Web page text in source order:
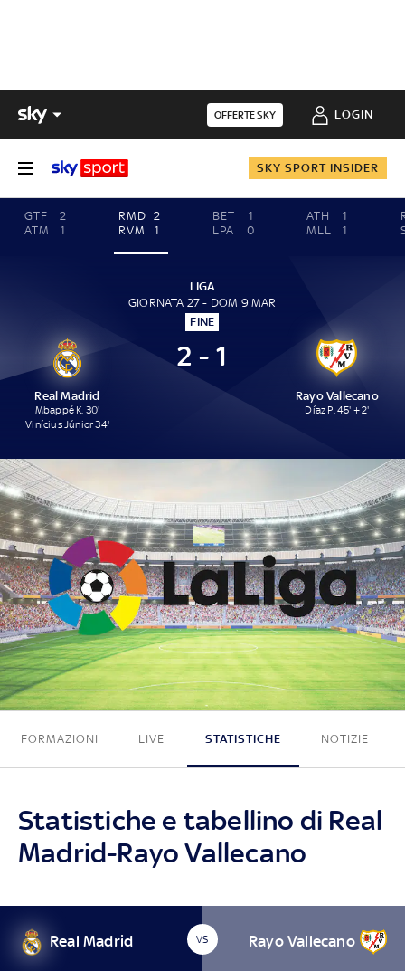
OFFERTE SKY LOGIN
SKY SPORT INSIDER
GTF
2
ATM
1
RMD 2
RVM
1
BET
1
LPA
0
ATH
1
MLL
1
LIGA
GIORNATA 27 - DOM 9 MAR
FINE
Real Madrid
Mbappé K. 30'
Vinícius Júnior 34'
2 - 1
Rayo Vallecano
Díaz P. 45' + 2'
2 - 1
FORMAZIONI LIVE STATISTICHE NOTIZIE
Statistiche e tabellino di Real
Madrid-Rayo Vallecano
Real Madrid VS Rayo Vallecano